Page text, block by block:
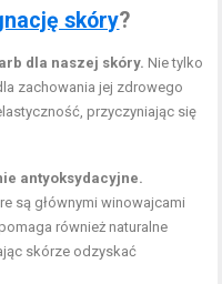
skóry?
dla naszej skóry. Nie tylko
zachowania jej zdrowego
przyczyniając się
antyoksydacyjne.
są głównymi winowajcami
również naturalne
skórze odzyskać